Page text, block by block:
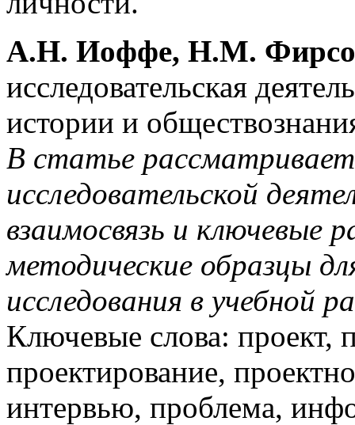
А.Н. Иоффе, Н.М.
исследовательская
истории и
В статье
исследовательской
взаимосвязь и ключевые
методические образцы
исследования в учебной
Ключевые слова: проект,
проектирование,
интервью, проблема,